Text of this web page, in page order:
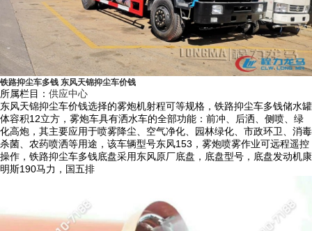
铁路抑尘车多钱 东风天锦抑尘车价钱
所属栏目： 供应中心
东风天锦抑尘车价钱选择的雾炮机射程可等规格，铁路抑尘车多钱储水罐
体容积12立方，雾炮车具有洒水车的全部功能：前冲、后洒、侧喷、绿
化高炮，其主要应用于喷雾降尘、空气净化、园林绿化、市政环卫、消毒
杀菌、农药喷洒等用途，该车辆型号东风153，雾炮喷雾作业可远程遥控
操作，铁路抑尘车多钱底盘采用东风原厂底盘，底盘型号，底盘发动机康
明斯190马力，国五排